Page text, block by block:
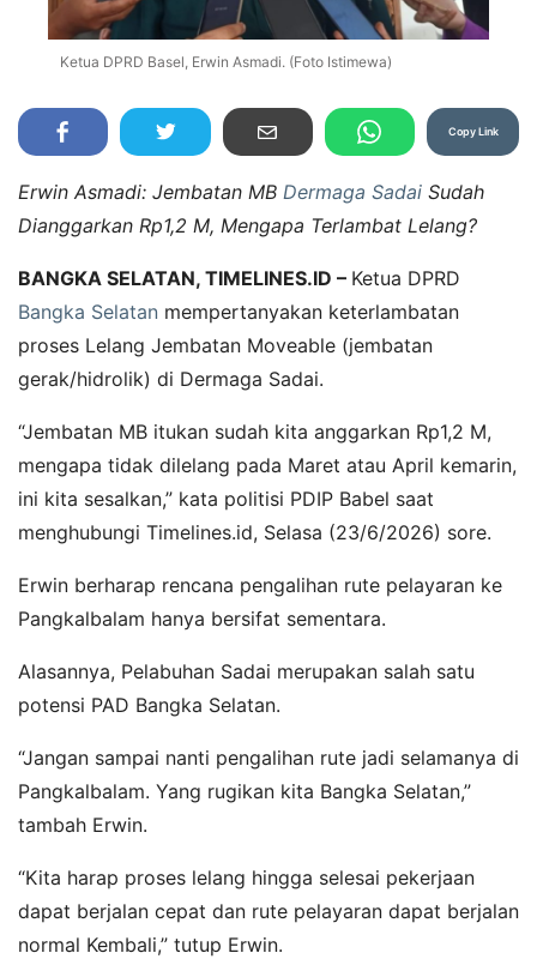
Ketua DPRD Basel, Erwin Asmadi. (Foto Istimewa)
Copy Link
Erwin Asmadi: Jembatan MB Dermaga Sadai Sudah
Dianggarkan Rp1,2 M, Mengapa Terlambat Lelang?
BANGKA SELATAN, TIMELINES.ID – Ketua DPRD
Bangka Selatan mempertanyakan keterlambatan
proses Lelang Jembatan Moveable (jembatan
gerak/hidrolik) di Dermaga Sadai.
“Jembatan MB itukan sudah kita anggarkan Rp1,2 M,
mengapa tidak dilelang pada Maret atau April kemarin,
ini kita sesalkan,” kata politisi PDIP Babel saat
menghubungi Timelines.id, Selasa (23/6/2026) sore.
Erwin berharap rencana pengalihan rute pelayaran ke
Pangkalbalam hanya bersifat sementara.
Alasannya, Pelabuhan Sadai merupakan salah satu
potensi PAD Bangka Selatan.
“Jangan sampai nanti pengalihan rute jadi selamanya di
Pangkalbalam. Yang rugikan kita Bangka Selatan,”
tambah Erwin.
“Kita harap proses lelang hingga selesai pekerjaan
dapat berjalan cepat dan rute pelayaran dapat berjalan
normal Kembali,” tutup Erwin.